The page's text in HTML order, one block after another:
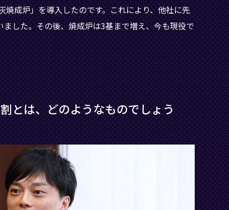
成炉」を導入したのです。これにより、他社に先
した。その後、焼成炉は3基まで増え、今も現役で
とは、どのようなものでしょう